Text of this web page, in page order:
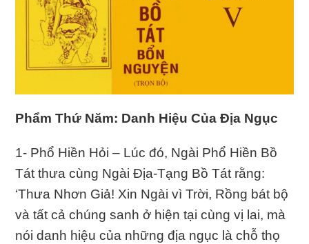
Phẩm Thứ Năm: Danh Hiệu Của Ðịa Ngục
1- Phổ Hiền Hỏi – Lúc đó, Ngài Phổ Hiền Bồ
Tát thưa cùng Ngài Ðịa-Tạng Bồ Tát rằng:
‘Thưa Nhơn Giả! Xin Ngài vì Trời, Rồng bát bộ
và tất cả chúng sanh ở hiện tại cùng vị lai, mà
nói danh hiệu của những địa ngục là chỗ thọ